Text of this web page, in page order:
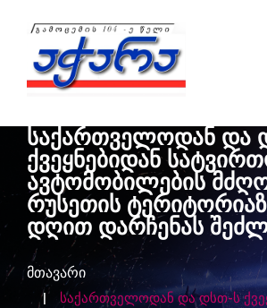
საქართველოდან და
ქვეყნებიდან
ავტომობილების
რუსეთის
დღით დარჩენას
მთავარი
საქართველოდან და დსთ-ს